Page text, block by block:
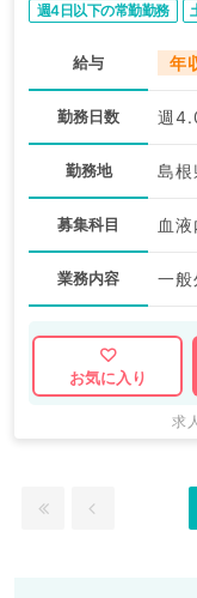
週4日以下の常勤勤務
給与 年
勤務日数 週
勤務地 島根
募集科目 血
業務内容 一
お気に入り
求